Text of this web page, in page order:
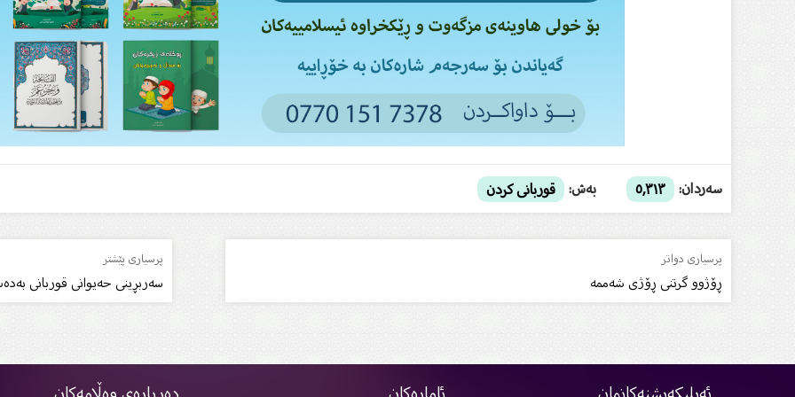
سەردان: ٥,٣١٣ بەش: قوربانى كردن
پرسیاری دواتر
ڕۆژوو گرتنى ڕۆژى شەممە
پرسیاری پێشتر
سەربڕینى حەیوانى قوربانى